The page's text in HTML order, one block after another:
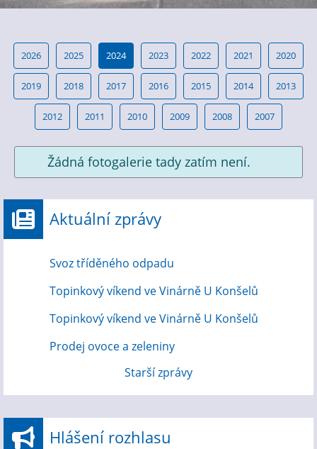
2026 2025 2024 2023 2022 2021 2020
2019 2018 2017 2016 2015 2014 2013
2012 2011 2010 2009 2008 2007
Žádná fotogalerie tady zatím není.
Aktuální zprávy
Svoz tříděného odpadu
Topinkový víkend ve Vinárně U Konšelů
Topinkový víkend ve Vinárně U Konšelů
Prodej ovoce a zeleniny
Starší zprávy
Hlášení rozhlasu